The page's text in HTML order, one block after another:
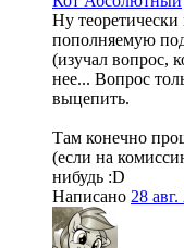
Ну
пополняемую
(изучал вопрос,
нее... Вопрос
выцепить.
Там конечно
(если на
нибудь :D
Написано 28